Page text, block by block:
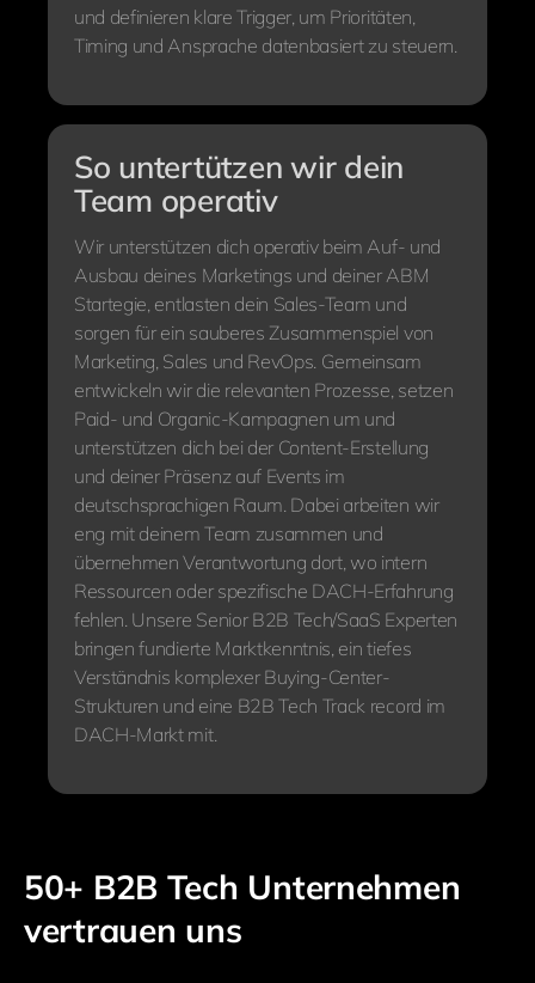
und definieren klare Trigger, um Prioritäten,
Timing und Ansprache datenbasiert zu steuern.
So untertützen wir dein
Team operativ
Wir unterstützen dich operativ beim Auf- und
Ausbau deines Marketings und deiner ABM
Startegie, entlasten dein Sales-Team und
sorgen für ein sauberes Zusammenspiel von
Marketing, Sales und RevOps. Gemeinsam
entwickeln wir die relevanten Prozesse, setzen
Paid- und Organic-Kampagnen um und
unterstützen dich bei der Content-Erstellung
und deiner Präsenz auf Events im
deutschsprachigen Raum. Dabei arbeiten wir
eng mit deinem Team zusammen und
übernehmen Verantwortung dort, wo intern
Ressourcen oder spezifische DACH-Erfahrung
fehlen. Unsere Senior B2B Tech/SaaS Experten
bringen fundierte Marktkenntnis, ein tiefes
Verständnis komplexer Buying-Center-
Strukturen und eine B2B Tech Track record im
DACH-Markt mit.
50+ B2B Tech Unternehmen
vertrauen uns